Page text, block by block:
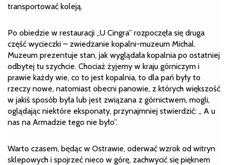
transportować koleją.
Po obiedzie w restauracji „U Cingra” rozpoczęła się druga
część wycieczki – zwiedzanie kopalni-muzeum Michal.
Muzeum prezentuje stan, jak wyglądała kopalnia po ostatniej
odbytej tu szychcie. Chociaż żyjemy w kraju górniczym i
prawie każdy wie, co to jest kopalnia, to dla pań były to
rzeczy nowe, natomiast obecni panowie, z których większość
w jakiś sposób była lub jest związana z górnictwem, mogli,
oglądając niektóre eksponaty, przynajmniej stwierdzić: „ A u
nas na Armadzie tego nie było”.
Warto czasem, będąc w Ostrawie, oderwać wzrok od witryn
sklepowych i spojrzeć nieco w górę, zachwycić się pięknem